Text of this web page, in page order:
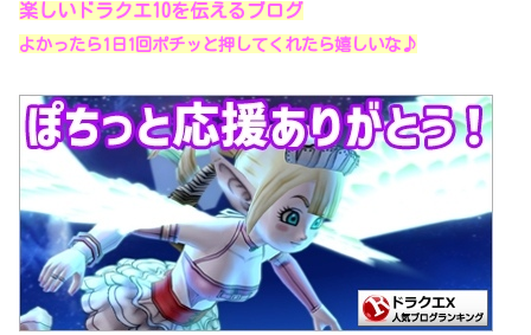
楽しいドラクエ10を伝えるブログ
よかったら1日1回ポチッと押してくれたら嬉しいな♪